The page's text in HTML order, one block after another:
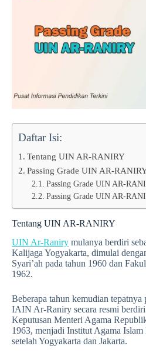
Daftar Isi:
Tentang UIN AR-RANIRY
Passing Grade UIN AR-
Passing Grade UIN AR-
Passing Grade UIN AR-
Tentang UIN AR-RANIRY
UIN Ar‑Raniry mulanya berdiri
Kalijaga Yogyakarta, dimulai
Syari’ah pada tahun 1960 dan
1962.
Beberapa tahun kemudian tepatnya
IAIN Ar‑Raniry secara resmi
Keputusan Menteri Agama
1963, menjadi Institut Agama
setelah Yogyakarta dan Jakarta.